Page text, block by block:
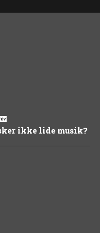
ikke lide musik?